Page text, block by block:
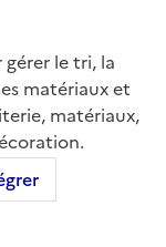
le tri, la
matériaux et
matériaux,